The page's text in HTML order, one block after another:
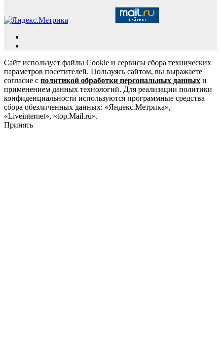
Сайт использует файлы Cookie и сервисы сбора технических
параметров посетителей. Пользуясь сайтом, вы выражаете
согласие с политикой обработки персональных данных и
применением данных технологий. Для реализации политики
конфиденциальности используются программные средства
сбора обезличенных данных: «Яндекс.Метрика»,
«Liveinternet», «top.Mail.ru».
Принять